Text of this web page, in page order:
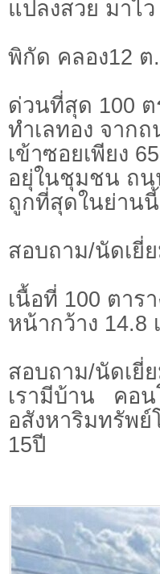
แปลงสวย มาไ
พิกัด คลอง12 ต
ด่วนที่สุด 100
ทำเลทอง จาก
เข้าซอยเพียง
อยุ่ในชุมชน ถน
ถูกที่สุดในย่าน
สอบถาม/นัดเยี่
เนื้อที่ 100 ตาร
หน้ากว้าง 14.8
สอบถาม/นัดเยี่
เรามีบ้าน คอ
อสังหาริมทรัพ
15ปี